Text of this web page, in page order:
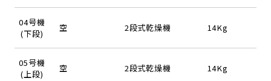
04号機
(下段)
空 2段式乾燥機 14Kg
05号機
(上段)
空 2段式乾燥機 14Kg